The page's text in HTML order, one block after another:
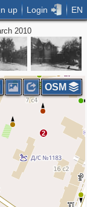
up Login EN
2010
2
2
6
2
4
OSM